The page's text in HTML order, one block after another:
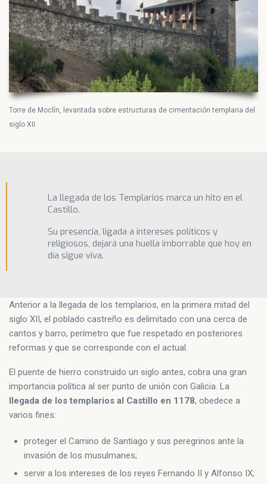
Torre de Moclín, levantada sobre estructuras de cimentación templaria del
siglo XII
La llegada de los Templarios marca un hito en el
Castillo.
Su presencia, ligada a intereses políticos y
religiosos, dejará una huella imborrable que hoy en
día sigue viva.
Anterior a la llegada de los templarios, en la primera mitad del
siglo XII, el poblado castreño es delimitado con una cerca de
cantos y barro, perímetro que fue respetado en posteriores
reformas y que se corresponde con el actual.
El puente de hierro construido un siglo antes, cobra una gran
importancia política al ser punto de unión con Galicia. La
llegada de los templarios al Castillo en 1178, obedece a
varios fines:
proteger el Camino de Santiago y sus peregrinos ante la
invasión de los musulmanes;
servir a los intereses de los reyes Fernando II y Alfonso IX;